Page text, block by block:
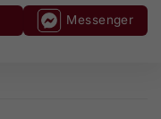
Messenger